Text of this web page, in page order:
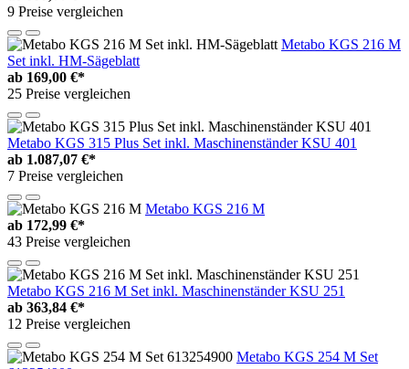
9 Preise vergleichen
Metabo KGS 216 M
Set inkl. HM-Sägeblatt
ab 169,00 €*
25 Preise vergleichen
Metabo KGS 315 Plus Set inkl. Maschinenständer KSU 401
ab 1.087,07 €*
7 Preise vergleichen
Metabo KGS 216 M
ab 172,99 €*
43 Preise vergleichen
Metabo KGS 216 M Set inkl. Maschinenständer KSU 251
ab 363,84 €*
12 Preise vergleichen
Metabo KGS 254 M Set